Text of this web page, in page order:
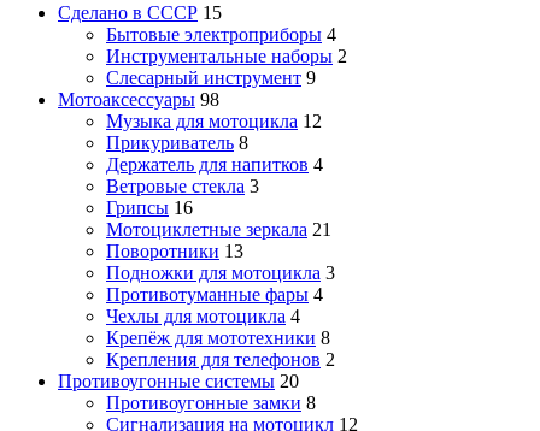
Сделано в СССР 15
Бытовые электроприборы 4
Инструментальные наборы 2
Слесарный инструмент 9
Мотоаксессуары 98
Музыка для мотоцикла 12
Прикуриватель 8
Держатель для напитков 4
Ветровые стекла 3
Грипсы 16
Мотоциклетные зеркала 21
Поворотники 13
Подножки для мотоцикла 3
Противотуманные фары 4
Чехлы для мотоцикла 4
Крепёж для мототехники 8
Крепления для телефонов 2
Противоугонные системы 20
Противоугонные замки 8
Сигнализация на мотоцикл 12